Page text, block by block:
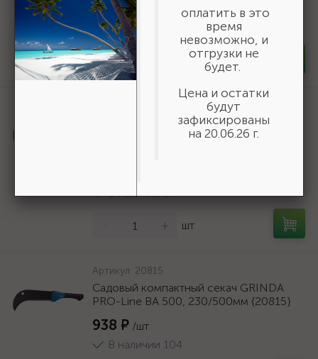
1 836 ₽
В наличии 10
- шт
Перфорированная вентиляционная
лента прямая ПВЛ, 20х0.5мм, 25м, ЗУБР
В наличии 57
+ шт
Артикул: 20815
Садовый компактный секач GRINDA
PRO-Line BA 500, 230/500мм {20815}
938 ₽ /шт
В наличии 104
оплатить в это
время
невозможно, и
отгрузки не
будет.
Цена и остатки
будут
зафиксированы
на 20.06.26 г.